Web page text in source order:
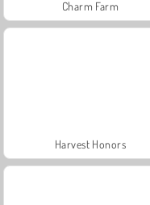
Charm Farm
Harvest Honors